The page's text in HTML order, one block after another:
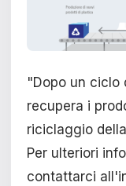
"Dopo un ciclo
recupera i
riciclaggio
Per ulteriori
contattarci